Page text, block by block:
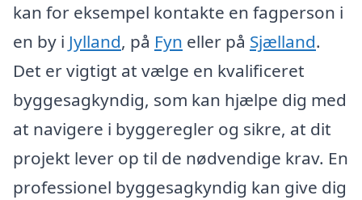
kan for eksempel kontakte en fagperson i
en by i Jylland, på Fyn eller på Sjælland.
Det er vigtigt at vælge en kvalificeret
byggesagkyndig, som kan hjælpe dig med
at navigere i byggeregler og sikre, at dit
projekt lever op til de nødvendige krav. En
professionel byggesagkyndig kan give dig